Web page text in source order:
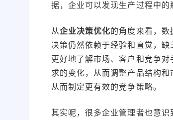
据，企业可以发现生产过程中的
从企业决策优化的角度来看，
决策仍然依赖于经验和直觉，
更好地了解市场、客户和竞争
求的变化，从而调整产品结构
从而制定更有效的竞争策略。
其实呢，很多企业管理者也意